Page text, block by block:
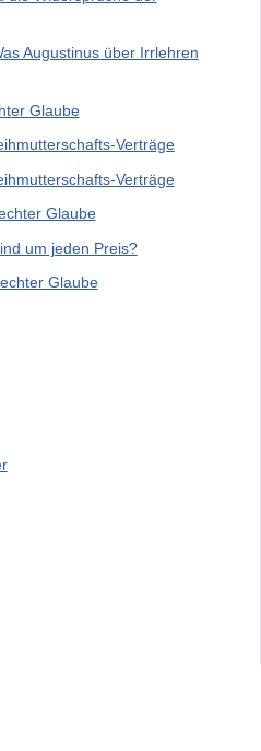
Augustinus über Irrlehren
Glaube
Verträge
Verträge
Glaube
um jeden Preis?
Glaube